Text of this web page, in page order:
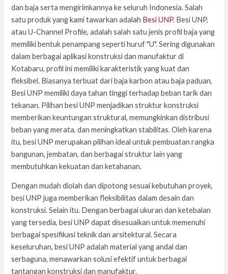
dan baja serta mengirimkannya ke seluruh Indonesia. Salah
satu produk yang kami tawarkan adalah Besi UNP. Besi UNP,
atau U-Channel Profile, adalah salah satu jenis profil baja yang
memiliki bentuk penampang seperti huruf "U". Sering digunakan
dalam berbagai aplikasi konstruksi dan manufaktur di
Kotabaru, profil ini memiliki karakteristik yang kuat dan
fleksibel. Biasanya terbuat dari baja karbon atau baja paduan,
Besi UNP memiliki daya tahan tinggi terhadap beban tarik dan
tekanan. Pilihan besi UNP menjadikan struktur konstruksi
memberikan keuntungan struktural, memungkinkan distribusi
beban yang merata, dan meningkatkan stabilitas. Oleh karena
itu, besi UNP merupakan pilihan ideal untuk pembuatan rangka
bangunan, jembatan, dan berbagai struktur lain yang
membutuhkan kekuatan dan ketahanan.
Dengan mudah diolah dan dipotong sesuai kebutuhan proyek,
besi UNP juga memberikan fleksibilitas dalam desain dan
konstruksi. Selain itu. Dengan berbagai ukuran dan ketebalan
yang tersedia, besi UNP dapat disesuaikan untuk memenuhi
berbagai spesifikasi teknik dan arsitektural. Secara
keseluruhan, besi UNP adalah material yang andal dan
serbaguna, menawarkan solusi efektif untuk berbagai
tantangan konstruksi dan manufaktur.